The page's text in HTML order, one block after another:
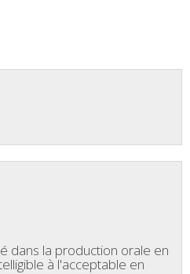
dans la production orale en
à l'acceptable en